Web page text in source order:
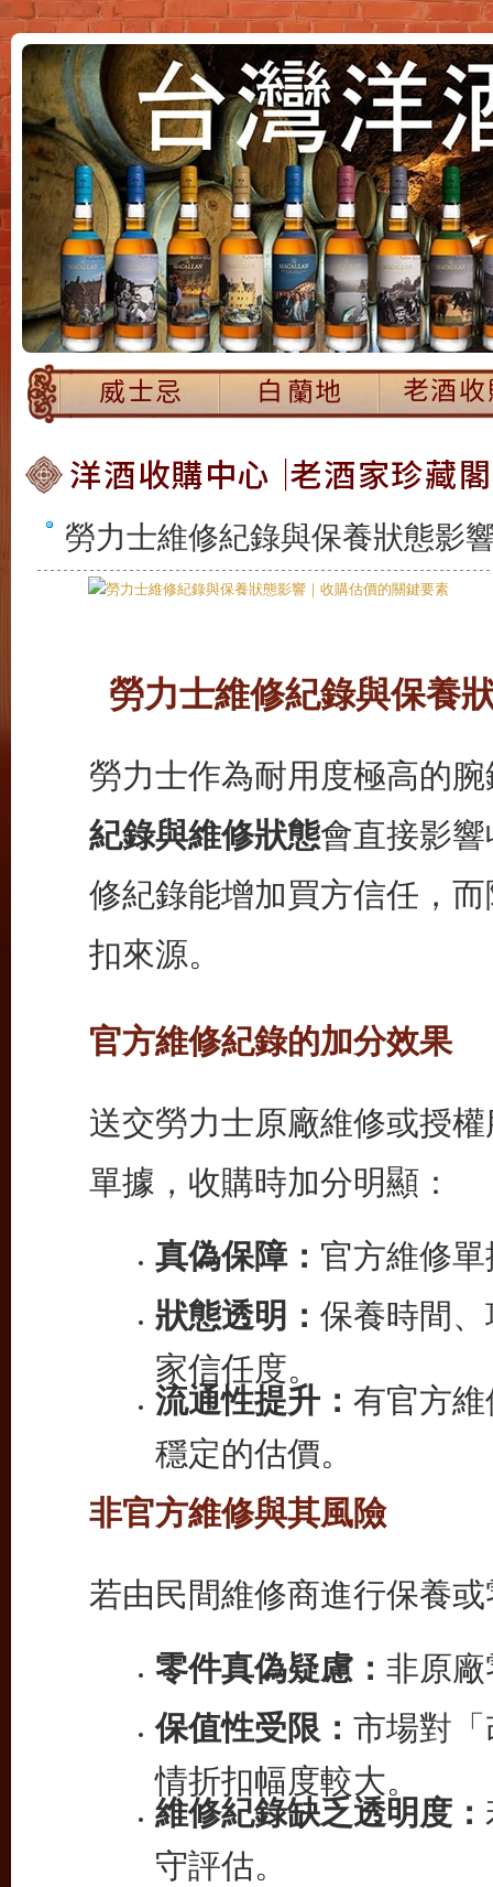
勞力士維修紀錄與保養狀態影
勞力士維修紀錄與保養
勞力士作為耐用度極高的
紀錄與維修狀態會直接影
修紀錄能增加買方信任，
扣來源。
官方維修紀錄的加分效果
送交勞力士原廠維修或授
單據，收購時加分明顯：
真偽保障： 官方維修
狀態透明： 保養時間
家信任度。
流通性提升： 有官方
穩定的估價。
非官方維修與其風險
若由民間維修商進行保養
零件真偽疑慮： 非原
保值性受限： 市場對
情折扣幅度較大。
維修紀錄缺乏透明度：
守評估。